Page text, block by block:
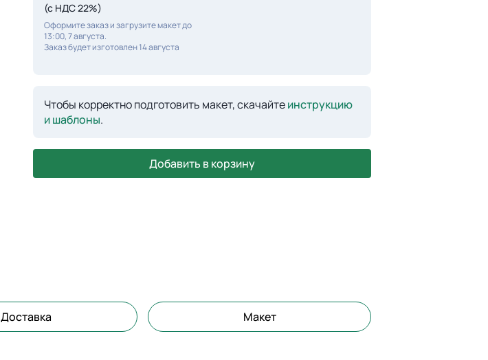
(с НДС 22%)
Оформите заказ и загрузите макет до
13:00, 7 августа.
Заказ будет изготовлен 14 августа
Чтобы корректно подготовить макет, скачайтеинструкцию
и шаблоны.
Добавить в корзину
Доставка Макет